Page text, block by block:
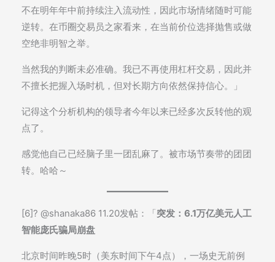
不在明年年中前持续注入流动性，因此市场情绪随时可能
逆转。在币圈交易员之家看来，在当前价位选择抛售或做
空绝非明智之举。
当然我的判断未必准确。我已不再使用杠杆交易，因此并
不擅长把握入场时机，但对长期方向依然保持信心。」
记得这个分析机构的领导者今年以来已经多次反转他的观
点了。
感觉他自己已经脑子里一团乱麻了。被市场节奏带的团团
转。哈哈～
[6]? @shanaka86 11.20发帖：「突发：6.1万亿美元人工
智能庞氏骗局崩盘
北京时间昨晚5时（美东时间下午4点），一场史无前例